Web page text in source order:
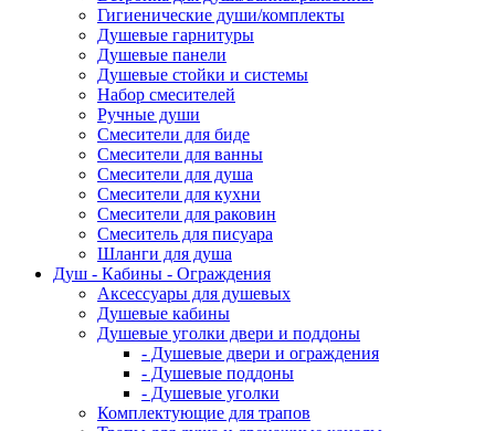
Гигиенические души/комплекты
Душевые гарнитуры
Душевые панели
Душевые стойки и системы
Набор смесителей
Ручные души
Смесители для биде
Смесители для ванны
Смесители для душа
Смесители для кухни
Смесители для раковин
Смеситель для писуара
Шланги для душа
Душ - Кабины - Ограждения
Аксессуары для душевых
Душевые кабины
Душевые уголки двери и поддоны
- Душевые двери и ограждения
- Душевые поддоны
- Душевые уголки
Комплектующие для трапов